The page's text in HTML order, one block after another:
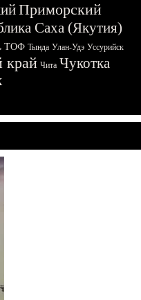
Приморский
Саха (Якутия)
ТОФ Тында Улан-Удэ Уссурийск
край Чита Чукотка